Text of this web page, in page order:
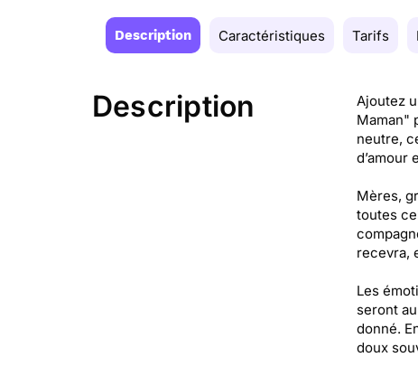
Description Caractéristiques Tarifs
Description
Ajoutez
Maman"
neutre,
d’amour
Mères,
toutes
recevra,
Les
seront
donné.
doux